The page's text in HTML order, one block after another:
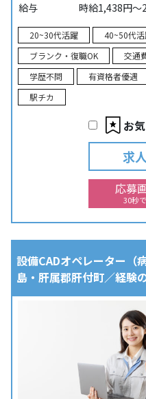
給与
時給1,438円～
20~30代活躍 40~50代
ブランク・復職OK
交通
学歴不問
有資格者優遇
駅チカ
お
求
応募
30秒
設備CADオペレーター（
島・肝属郡肝付町／経験